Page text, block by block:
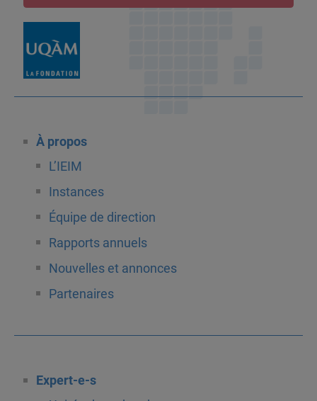
À propos
L’IEIM
Instances
Équipe de direction
Rapports annuels
Nouvelles et annonces
Partenaires
Expert-e-s